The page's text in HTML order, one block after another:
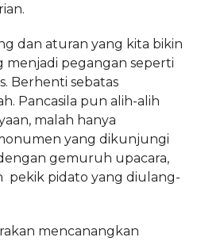
dan aturan yang kita bikin
menjadi pegangan seperti
Berhenti sebatas
Pancasila pun alih-alih
malah hanya
yang dikunjungi
gemuruh upacara,
pekik pidato yang diulang-
mencanangkan